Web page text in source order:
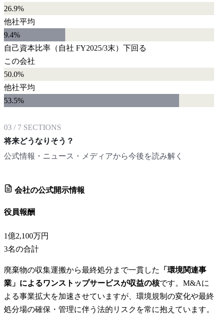
26.9%
他社平均
9.4%
自己資本比率 （自社 FY2025/3末） 下回る
この会社
50.0%
他社平均
53.5%
03 / 7 SECTIONS
将来どうなりそう？
公式情報・ニュース・メディアから今後を読み解く
会社の公式開示情報
役員報酬
1億2,100万円
3名の合計
廃棄物の収集運搬から最終処分まで一貫した
「環境関連事
業」によるワンストップサービスが収益の核です。M&Aに
よる事業拡大を加速させていますが、環境規制の変化や最終
処分場の確保・管理に伴う法的リスクを常に抱えています。